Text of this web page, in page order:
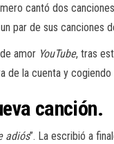
cantó dos
par de sus canciones
amor YouTube, tras
de la cuenta y
canción.
adiós”. La escribió a